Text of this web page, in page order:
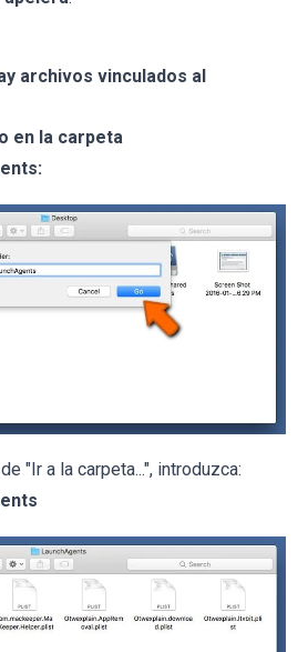
archivos vinculados al
en la carpeta
"Ir a la carpeta...", introduzca: